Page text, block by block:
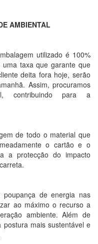
AMBIENTAL
utilizado é 100%
uma taxa que garante que
deita fora hoje, serão
Assim, procuramos
contribuindo para a
de todo o material que
o cartão e o
a protecção do impacto
poupança de energia nas
ao máximo o recurso a
ambiente. Além de
mais sustentável e